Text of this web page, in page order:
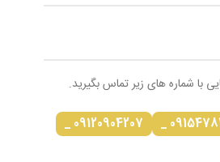
با شماره های زیر تماس بگیرید.
09120904207 _